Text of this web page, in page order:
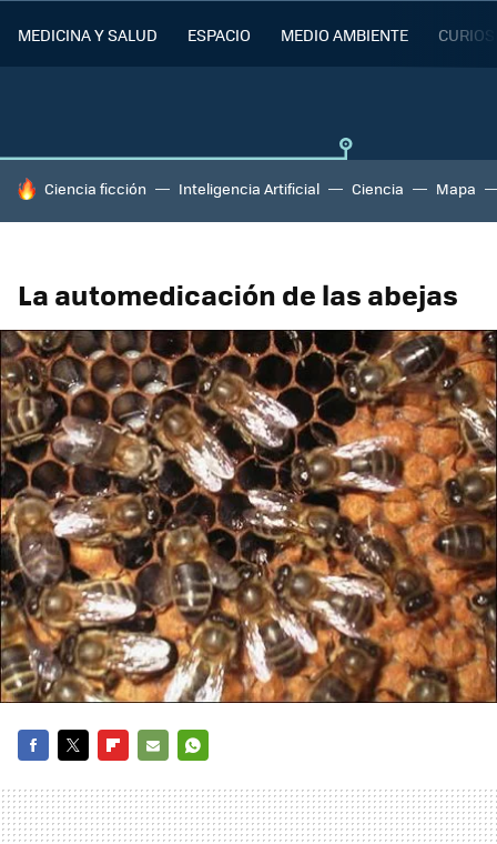
MEDICINA Y SALUD ESPACIO MEDIO AMBIENTE
HOY SE HABLA DE
Ciencia ficción Inteligencia Artificial Ciencia Mapa
La automedicación de las abejas
MAIL